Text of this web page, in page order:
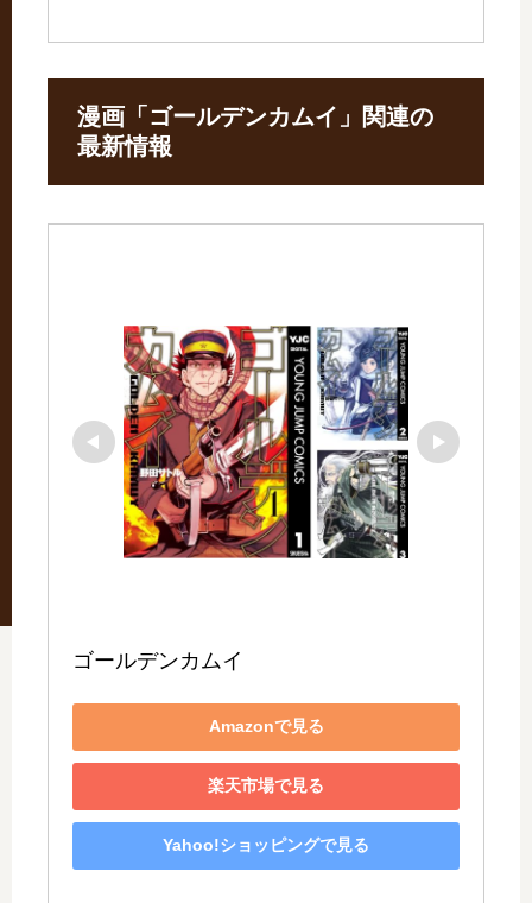
漫画「ゴールデンカムイ」関連の
最新情報
ゴールデンカムイ
Amazonで見る
楽天市場で見る
Yahoo!ショッピングで見る